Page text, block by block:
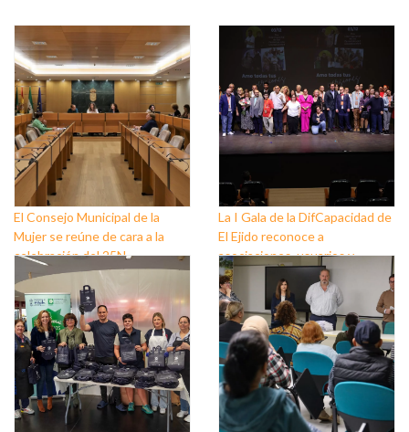
El Consejo Municipal de la
Mujer se reúne de cara a la
celebración del 25N
La I Gala de la DifCapacidad de
El Ejido reconoce a
asociaciones, usuarios y
personas que trabajan a favor
de este colectivo